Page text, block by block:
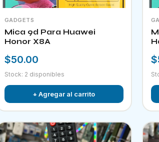
GADGETS
Mica 9d Para Huawei
Honor X8A
$50.00
Stock: 2 disponibles
+ Agregar al carrito